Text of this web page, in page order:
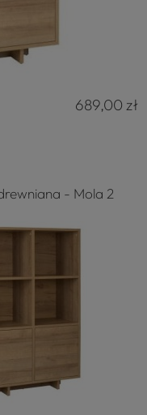
689,00 zł
- Mola 2